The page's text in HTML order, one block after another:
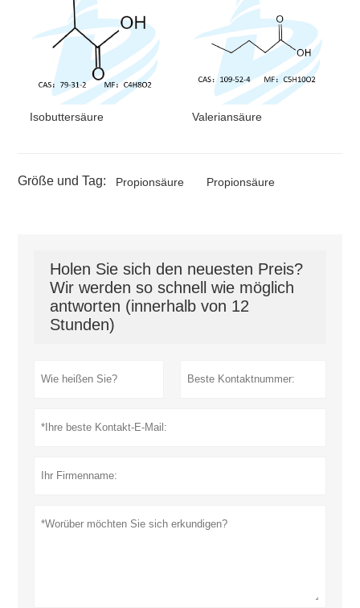
P305 + P351 + P338; P403 +
Isobuttersäure Valeriansäure
Größe und Tag: Propionsäure Propionsäure
Holen Sie sich den neuesten Preis?
Wir werden so schnell wie möglich
antworten (innerhalb von 12
Stunden)